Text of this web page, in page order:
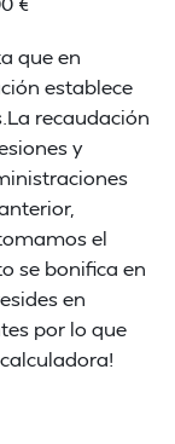
que en
establece
recaudación
y
el
se bonifica en
en
por lo que